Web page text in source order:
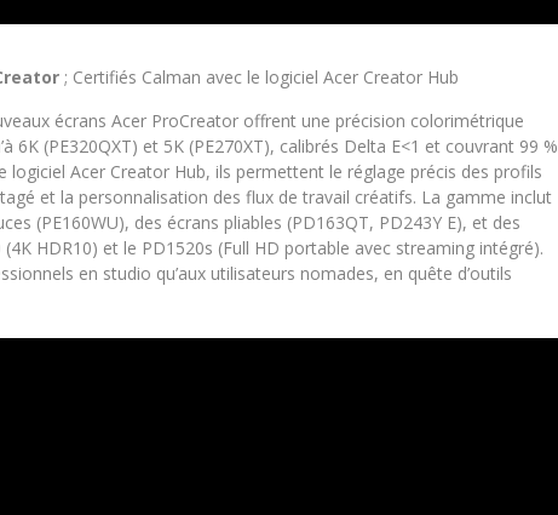
; Certifiés Calman avec le logiciel Acer Creator Hub
écrans Acer ProCreator offrent une précision colorimétrique
6K (PE320QXT) et 5K (PE270XT), calibrés Delta E<1 et couvrant 99 %
logiciel Acer Creator Hub, ils permettent le réglage précis des profils
et la personnalisation des flux de travail créatifs. La gamme inclut
(PE160WU), des écrans pliables (PD163QT, PD243Y E), et des
HDR10) et le PD1520s (Full HD portable avec streaming intégré).
en studio qu’aux utilisateurs nomades, en quête d’outils